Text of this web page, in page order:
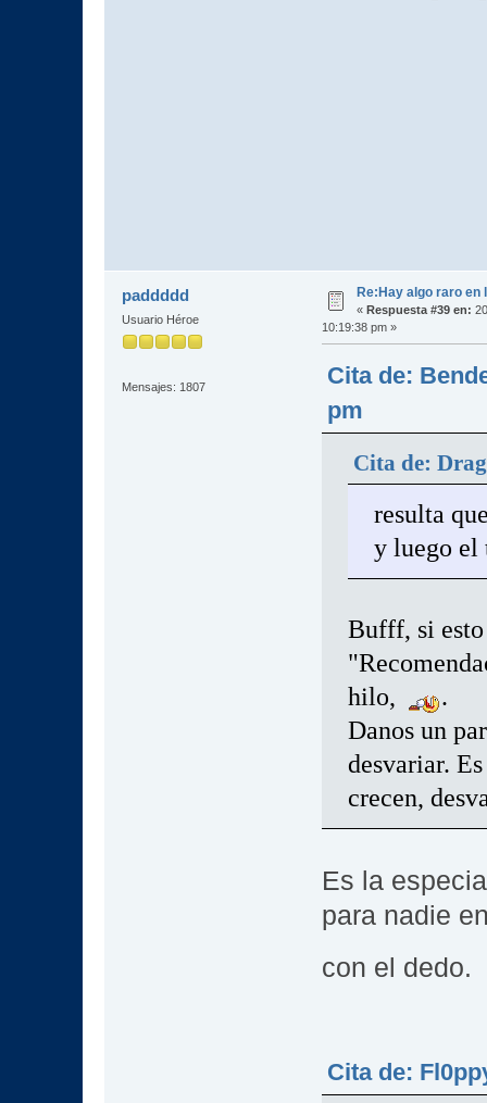
paddddd
Usuario Héroe
Mensajes: 1807
Re:Hay algo raro en
« Respuesta #39 en:
10:19:38 pm »
Cita de:
pm
Cita de:
resulta
y luego el
Bufff, si esto
hilo,
.
Danos un
desvariar.
crecen,
Es la
para nadie
con el
Cita de: